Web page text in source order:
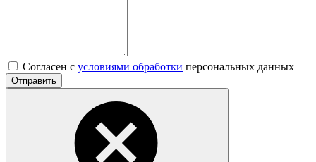
Согласен с условиями обработки персональных данных
Отправить